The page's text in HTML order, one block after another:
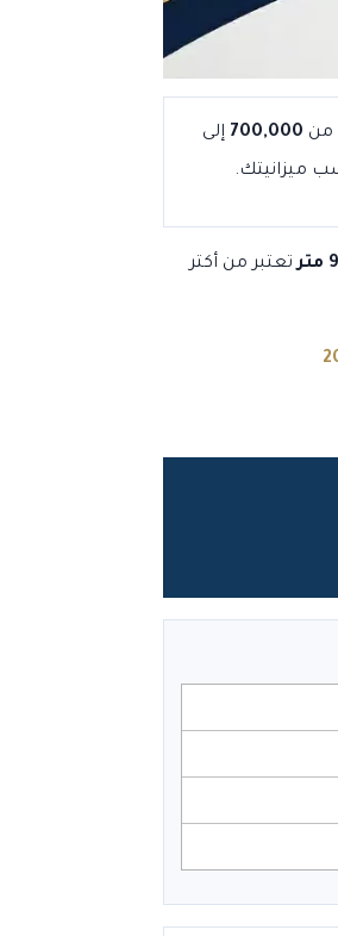
من 700,000 إلى
ميزانيتك.
تعتبر من أكتر